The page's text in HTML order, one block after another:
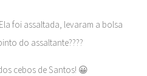
foi assaltada, levaram a bolsa
do assaltante????
cebos de Santos! 😀